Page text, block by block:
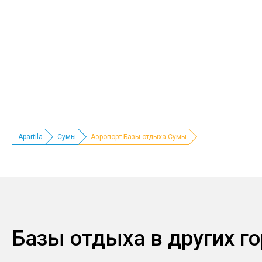
Apartila Сумы Аэропорт Базы отдыха Сумы
Базы отдыха в других